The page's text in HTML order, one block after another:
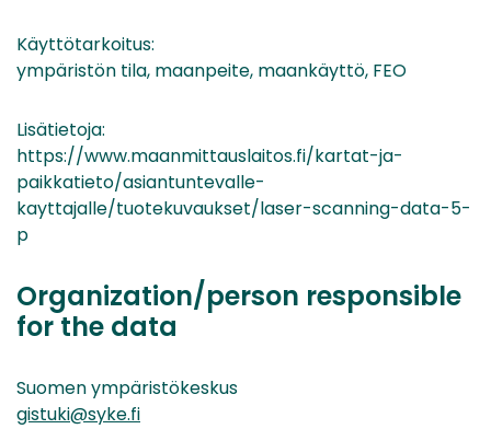
Käyttötarkoitus:
ympäristön tila, maanpeite, maankäyttö, FEO
Lisätietoja:
https://www.maanmittauslaitos.fi/kartat-ja-
paikkatieto/asiantuntevalle-
kayttajalle/tuotekuvaukset/laser-scanning-data-5-
p
Organization/person responsible
for the data
Suomen ympäristökeskus
gistuki@syke.fi